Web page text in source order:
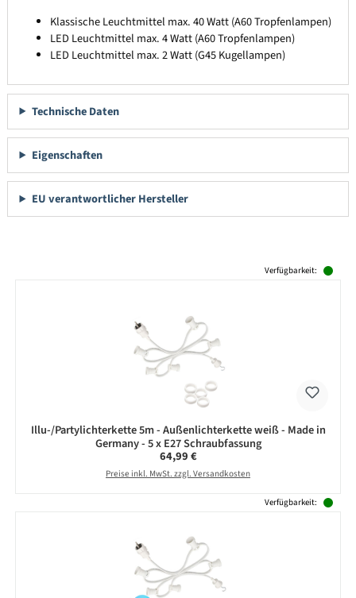
Klassische Leuchtmittel max. 40 Watt (A60 Tropfenlampen)
LED Leuchtmittel max. 4 Watt (A60 Tropfenlampen)
LED Leuchtmittel max. 2 Watt (G45 Kugellampen)
Technische Daten
Eigenschaften
EU verantwortlicher Hersteller
Verfügbarkeit:
Illu-/Partylichterkette 5m - Außenlichterkette weiß - Made in
Germany - 5 x E27 Schraubfassung
Regulärer Preis:
64,99 €
Preise inkl. MwSt. zzgl. Versandkosten
Verfügbarkeit: